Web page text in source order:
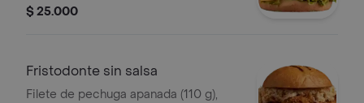
Frisby.
$ 25.000
Fristodonte sin salsa
Filete de pechuga apanada (110 g),